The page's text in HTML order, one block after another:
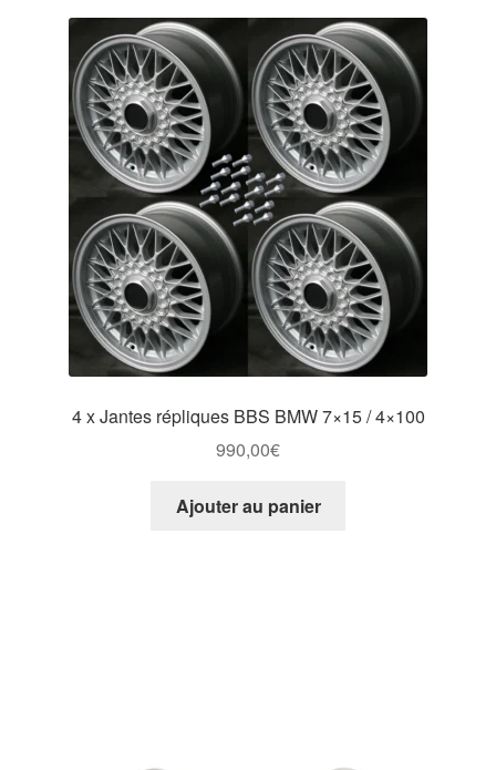
4 x Jantes répliques BBS BMW 7×15 / 4×100
990,00€
Ajouter au panier